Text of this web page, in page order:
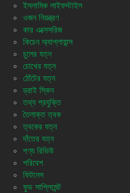
ইসলামিক লাইফস্টাইল
ওজন নিয়ন্ত্রণ
কার এক্সেসরিজ
কিচেন অ্যাপ্লায়ান্স
চুলের যত্ন
চোখের যত্ন
ঠোঁটের যত্ন
ড্রাই স্কিন
তথ্য প্রযুক্তি
তৈলাক্ত ত্বক
ত্বকের যত্ন
দাঁতের যত্ন
পণ্য রিভিউ
পরিবেশ
ফিটনেস
ফুড সাপ্লিমেন্ট